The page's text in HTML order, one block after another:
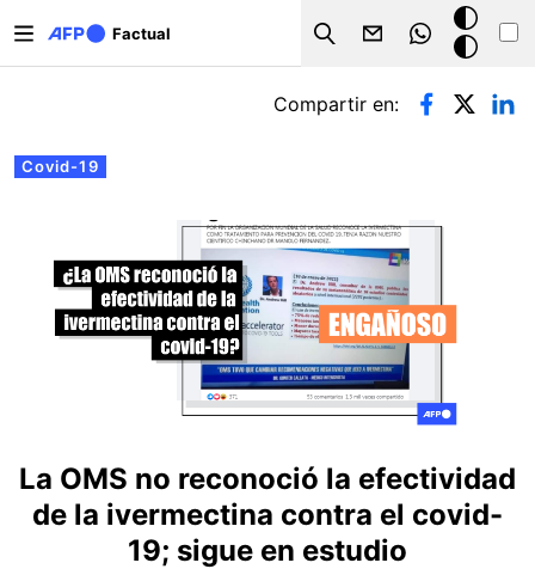
Factual
Search
Modo
oscuro
Solapas principales
Covid-19
Compartir en:
La OMS no reconoció la efectividad
de la ivermectina contra el covid-
19; sigue en estudio